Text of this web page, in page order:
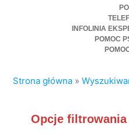
INFOLINIA
POMOC
Strona główna »
Opcje filtrowania